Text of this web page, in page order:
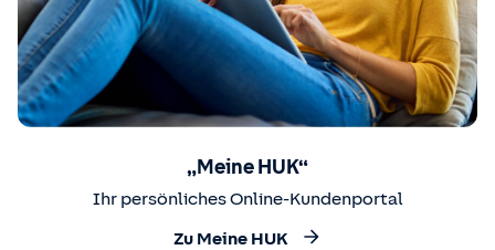
„Meine HUK“
Ihr persönliches Online-Kundenportal
Zu Meine HUK